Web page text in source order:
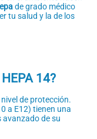
de grado médico
tu salud y la de los
14?
de protección.
a E12) tienen una
avanzado de su